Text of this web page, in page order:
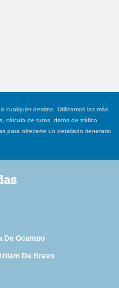
cualquier destino. Utilizamos las más
cálculo de rutas, datos de tráfico
para ofrecerte un detallado itenerario
De Ocampo
De Bravo